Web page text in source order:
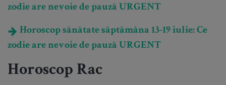
zodie are nevoie de pauză URGENT
Horoscop sănătate săptămâna 13-19 iulie: Ce
zodie are nevoie de pauză URGENT
Horoscop Rac